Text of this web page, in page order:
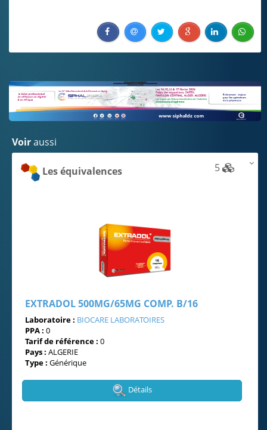
Voiraussi
Les équivalences 5